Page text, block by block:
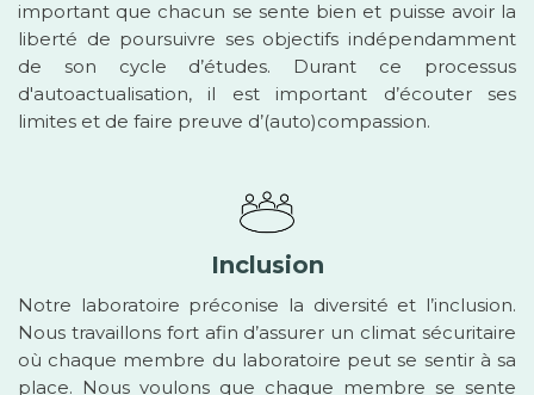
important que chacun se sente bien et puisse avoir la
liberté de poursuivre ses objectifs indépendamment
de son cycle d’études. Durant ce processus
d'autoactualisation, il est important d’écouter ses
limites et de faire preuve d’(auto)compassion.
Inclusion
Notre laboratoire préconise la diversité et l’inclusion.
Nous travaillons fort afin d’assurer un climat sécuritaire
où chaque membre du laboratoire peut se sentir à sa
place. Nous voulons que chaque membre se sente